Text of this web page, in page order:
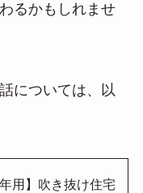
るかもしれませ
については、以
用】吹き抜け住宅